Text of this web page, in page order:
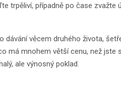
trpěliví, případně po čase zvažte
dávání věcem druhého života,
má mnohem větší cenu, než jste
ale výnosný poklad.